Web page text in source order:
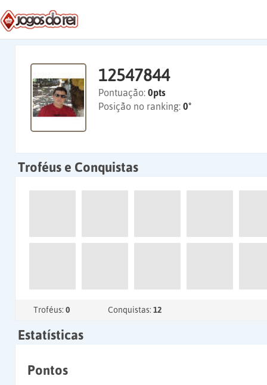
12547844
Pontuação: 0pts
Posição no ranking: 0º
Troféus e Conquistas
Troféus: 0 Conquistas: 12
Estatísticas
Pontos